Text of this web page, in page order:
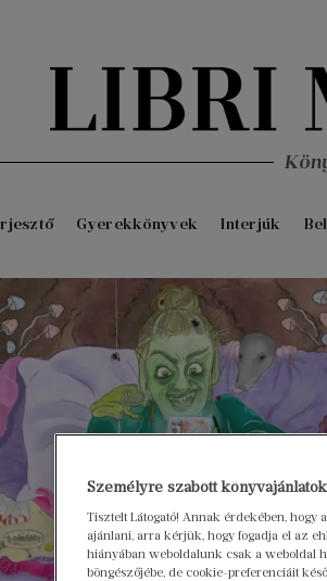
Gyerekkönyvek Interjúk
Személyre szabott
Tisztelt Látogató! Annak érdekében,
ajánlani, arra kérjük, hogy fogadja el az
hiányában weboldalunk csak a weboldal
böngészőjébe, de cookie-preferenciáit